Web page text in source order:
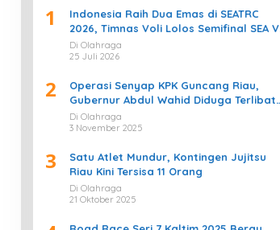
1
Indonesia Raih Dua Emas di SEATRC
2026, Timnas Voli Lolos Semifinal SEA V
Cup! Pekan Olahraga Nasional
Bergemuruh
Di Olahraga
25 Juli 2026
2
Operasi Senyap KPK Guncang Riau,
Gubernur Abdul Wahid Diduga Terlibat
Kasus Korupsi Proyek
Di Olahraga
3 November 2025
3
Satu Atlet Mundur, Kontingen Jujitsu
Riau Kini Tersisa 11 Orang
Di Olahraga
21 Oktober 2025